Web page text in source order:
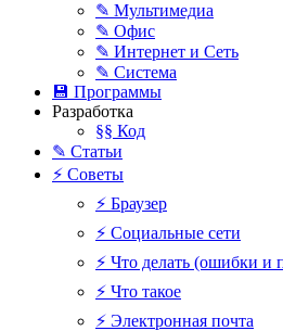
✎ Мультимедиа
✎ Офис
✎ Интернет и Сеть
✎ Система
💾 Программы
Разработка
§§ Код
✎ Статьи
⚡ Советы
⚡ Браузер
⚡ Социальные сети
⚡ Что делать (ошибки и
⚡ Что такое
⚡ Электронная почта